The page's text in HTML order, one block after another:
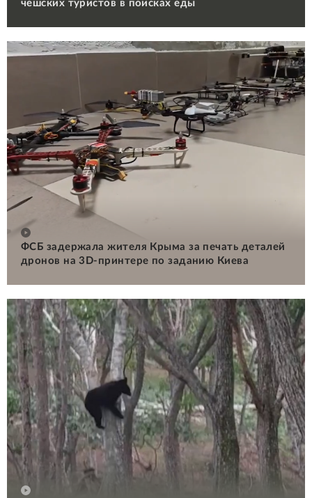
чешских туристов в поисках еды
ФСБ задержала жителя Крыма за печать деталей
дронов на 3D-принтере по заданию Киева